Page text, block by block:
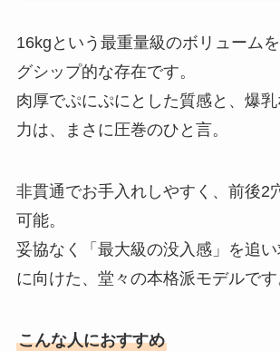
16kgという最重量級のボリューム
グシップ的な存在です。
肉厚でぷにぷにとした質感と、爆
力は、まさに圧巻のひと言。
非貫通でお手入れしやすく、前後2
可能。
妥協なく「最大級の没入感」を追
に向けた、堂々の本格派モデルです
こんな人におすすめ